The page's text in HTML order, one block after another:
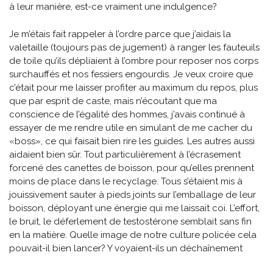
à leur manière, est-ce vraiment une indulgence?
Je m’étais fait rappeler à l’ordre parce que j’aidais la
valetaille (toujours pas de jugement) à ranger les fauteuils
de toile qu’ils dépliaient à l’ombre pour reposer nos corps
surchauffés et nos fessiers engourdis. Je veux croire que
c’était pour me laisser profiter au maximum du repos, plus
que par esprit de caste, mais n’écoutant que ma
conscience de l’égalité des hommes, j’avais continué à
essayer de me rendre utile en simulant de me cacher du
«boss», ce qui faisait bien rire les guides. Les autres aussi
aidaient bien sûr. Tout particulièrement à l’écrasement
forcené des canettes de boisson, pour qu’elles prennent
moins de place dans le recyclage. Tous s’étaient mis à
jouissivement sauter à pieds joints sur l’emballage de leur
boisson, déployant une énergie qui me laissait coi. L’effort,
le bruit, le déferlement de testostérone semblait sans fin
en la matière. Quelle image de notre culture policée cela
pouvait-il bien lancer? Y voyaient-ils un déchaînement